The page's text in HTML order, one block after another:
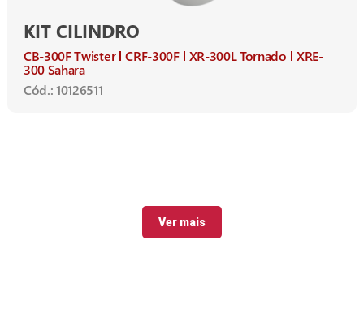
KIT CILINDRO
CB-300F Twister CRF-300F XR-300L Tornado
XRE-
300 Sahara
Cód.: 10126511
Ver mais